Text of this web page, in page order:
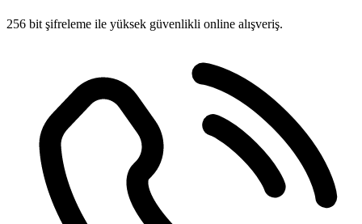
256 bit şifreleme ile yüksek güvenlikli online alışveriş.